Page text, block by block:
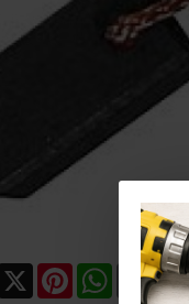
Facebook PinterestWhatsApp
Email